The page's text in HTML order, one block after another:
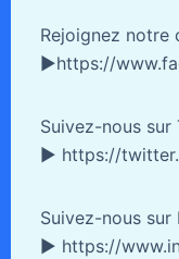
Rejoignez notre
►https://
Suivez-nous sur
► https://
Suivez-nous sur
► https://